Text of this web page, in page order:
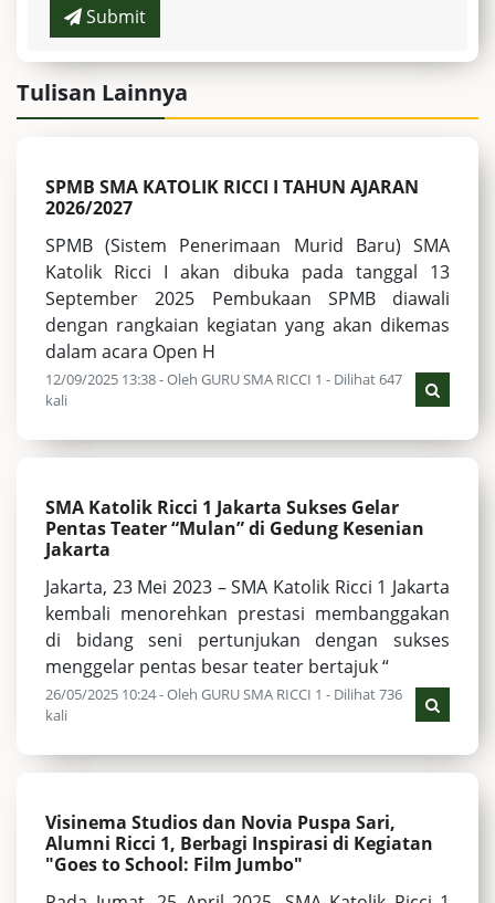
Submit
Tulisan Lainnya
SPMB SMA KATOLIK RICCI I TAHUN AJARAN
2026/2027
SPMB (Sistem Penerimaan Murid Baru) SMA
Katolik Ricci I akan dibuka pada tanggal 13
September 2025 Pembukaan SPMB diawali
dengan rangkaian kegiatan yang akan dikemas
dalam acara Open H
12/09/2025 13:38 - Oleh GURU SMA RICCI 1 - Dilihat 647
kali
SMA Katolik Ricci 1 Jakarta Sukses Gelar
Pentas Teater “Mulan” di Gedung Kesenian
Jakarta
Jakarta, 23 Mei 2023 – SMA Katolik Ricci 1 Jakarta
kembali menorehkan prestasi membanggakan
di bidang seni pertunjukan dengan sukses
menggelar pentas besar teater bertajuk “
26/05/2025 10:24 - Oleh GURU SMA RICCI 1 - Dilihat 736
kali
Visinema Studios dan Novia Puspa Sari,
Alumni Ricci 1, Berbagi Inspirasi di Kegiatan
"Goes to School: Film Jumbo"